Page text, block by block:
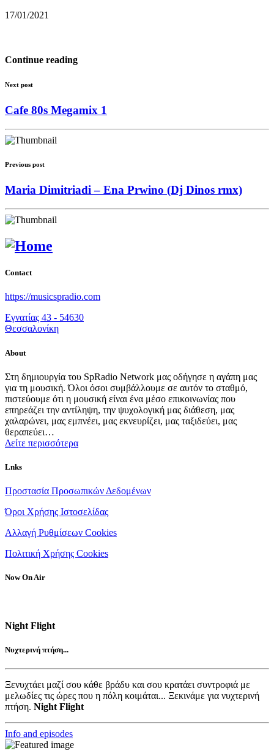
17/01/2021
Continue reading
Next post
Cafe 80s Megamix 1
Previous post
Maria Dimitriadi – Ena Prwino (Dj Dinos rmx)
Contact
https://musicspradio.com
Εγνατίας 43 - 54630
Θεσσαλονίκη
About
Στη δημιουργία του SpRadio Network μας οδήγησε η αγάπη μας
για τη μουσική. Όλοι όσοι συμβάλλουμε σε αυτόν το σταθμό,
πιστεύουμε ότι η μουσική είναι ένα μέσο επικοινωνίας που
επηρεάζει την αντίληψη, την ψυχολογική μας διάθεση, μας
χαλαρώνει, μας εμπνέει, μας εκνευρίζει, μας ταξιδεύει, μας
θεραπεύει…
Δείτε περισσότερα
Lnks
Προστασία Προσωπικών Δεδομένων
Όροι Χρήσης Ιστοσελίδας
Αλλαγή Ρυθμίσεων Cookies
Πολιτική Χρήσης Cookies
Now On Air
Night Flight
Νυχτερινή πτήση...
Ξενυχτάει μαζί σου κάθε βράδυ και σου κρατάει συντροφιά με
μελωδίες τις ώρες που η πόλη κοιμάται... Ξεκινάμε για νυχτερινή
πτήση. Night Flight
Info and episodes